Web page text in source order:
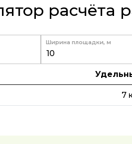
расчёта
Ширина площадки, м
7